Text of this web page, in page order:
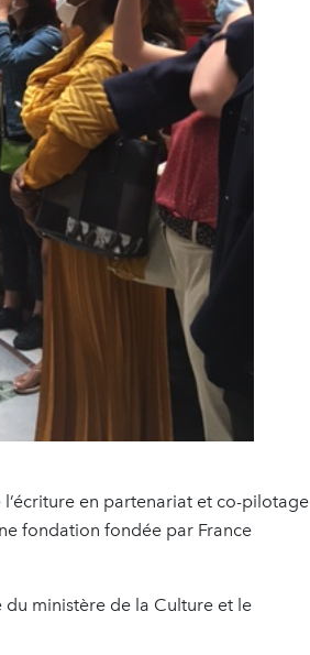
en partenariat et co-pilotage
fondation fondée par France
du ministère de la Culture et le